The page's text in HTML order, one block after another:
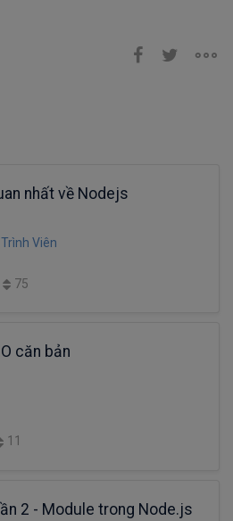
nhất về Nodejs
Viên
75
căn bản
11
2 - Module trong Node.js